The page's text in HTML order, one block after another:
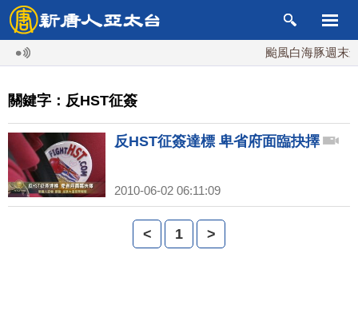
颱風白海豚週末
關鍵字：反HST征簽
反HST征簽達標 卑省府面臨抉擇
2010-06-02 06:11:09
< 1 >